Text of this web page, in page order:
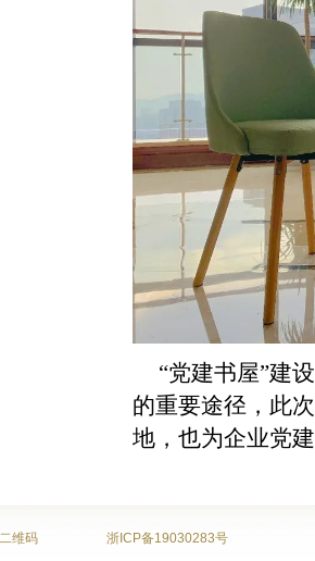
“党建书屋”建
的重要途径，此
地，也为企业党
维码 浙ICP备19030283号